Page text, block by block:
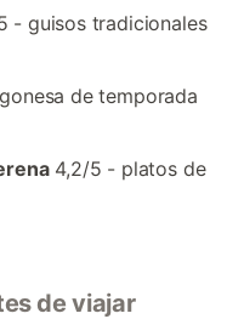
- guisos tradicionales
de temporada
4,2/5 - platos de
de viajar